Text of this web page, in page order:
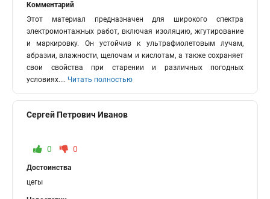
Комментарий
Этот материал предназначен для широкого спектра
электромонтажных работ, включая изоляцию, жгутирование
и маркировку. Он устойчив к ультрафиолетовым лучам,
абразии, влажности, щелочам и кислотам, а также сохраняет
свои свойства при старении и различных погодных
условиях.... Читать полностью
Сергей Петрович Иванов
0 0
Достоинства
цегы